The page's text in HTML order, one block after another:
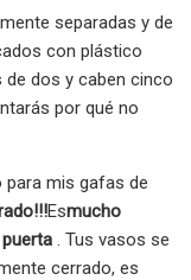
separadas y de
con plástico
de dos y caben cinco
por qué no
para mis gafas de
Esmucho
. Tus vasos se
cerrado, es